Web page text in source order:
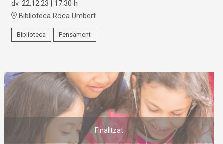
dv. 22.12.23 | 17:30 h
Biblioteca Roca Umbert
Biblioteca Pensament
Finalitzat